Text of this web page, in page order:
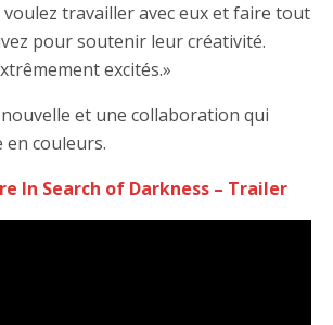
travailler avec eux et faire tout
pour soutenir leur créativité.
excités.»
et une collaboration qui
en couleurs.
In Search of Darkness – Trailer